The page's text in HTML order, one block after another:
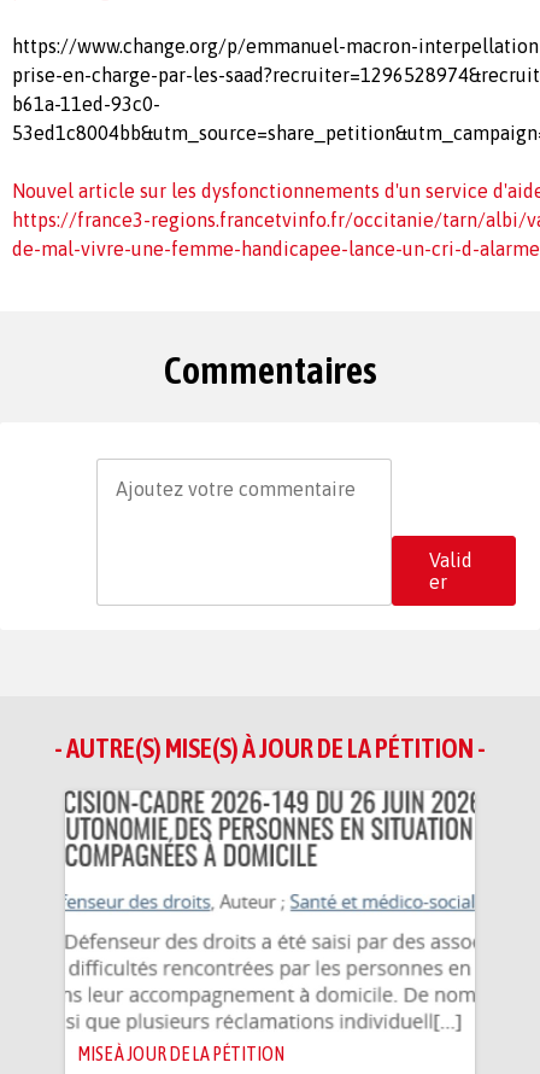
https://www.change.org/p/emmanuel-macron-
prise-en-charge-par-les-
b61a-11ed-93c0-
Nouvel article sur les dysfonctionnements d'un service
https://france3-regions.francetvinfo.fr/occitanie/tarn/albi/
de-mal-vivre-une-femme-handicapee-lance-un-cri-d-
Commentaires
Valid
er
- AUTRE(S) MISE(S) À JOUR DE LA PÉTITION -
MISE À JOUR DE LA PÉTITION